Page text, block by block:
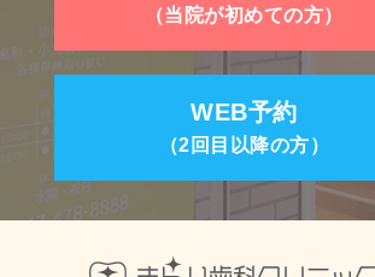
（当院が初めての方）
WEB予約
（2回目以降の方）